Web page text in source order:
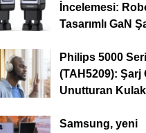
İncelemesi:
Tasarımlı GaN
Philips 5000
(TAH5209): Şarj
Unutturan
Samsung, yeni